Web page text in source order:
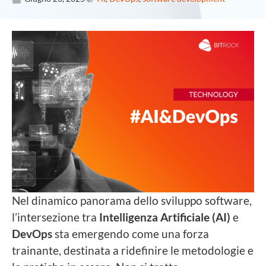
Nel dinamico panorama dello sviluppo software,
l’intersezione tra Intelligenza Artificiale (AI) e
DevOpssta emergendo come una forza
trainante, destinata a ridefinire le metodologie e